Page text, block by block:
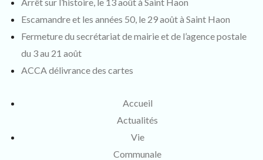
Escamandre et les années 50, le 29 août à Saint Haon
Fermeture du secrétariat de mairie et de l’agence postale
du 3 au 21 août
ACCA délivrance des cartes
Accueil
Actualités
Vie
Communale